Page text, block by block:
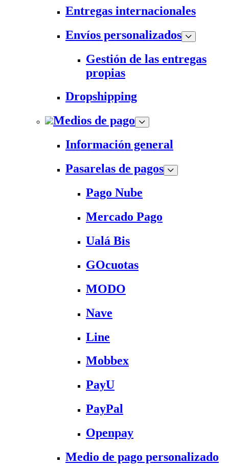
Entregas internacionales
Envíos personalizados
Gestión de las entregas
propias
Dropshipping
Medios de pago
Información general
Pasarelas de pagos
Pago Nube
Mercado Pago
Ualá Bis
GOcuotas
MODO
Nave
Line
Mobbex
PayU
PayPal
Openpay
Medio de pago personalizado